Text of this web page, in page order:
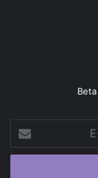
Posta
adresinizi